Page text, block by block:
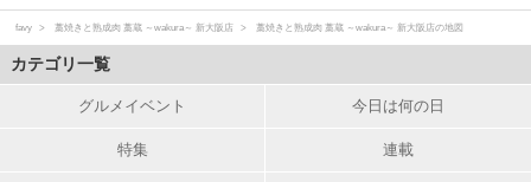
favy 藁焼きと熟成肉 藁蔵 ～wakura～ 新大阪店 藁焼きと熟成肉 藁蔵 ～wakura～ 新大阪店の地図
カテゴリ一覧
グルメイベント 今日は何の日
特集 連載